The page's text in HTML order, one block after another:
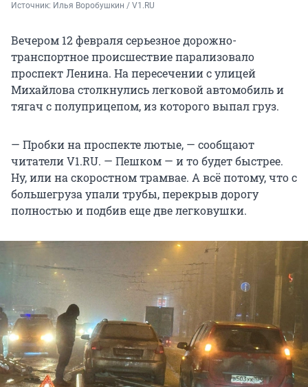
Источник: Илья Воробушкин / V1.RU
Вечером 12 февраля серьезное дорожно-
транспортное происшествие парализовало
проспект Ленина. На пересечении с улицей
Михайлова столкнулись легковой автомобиль и
тягач с полуприцепом, из которого выпал груз.
— Пробки на проспекте лютые, — сообщают
читатели V1.RU. — Пешком — и то будет быстрее.
Ну, или на скоростном трамвае. А всё потому, что с
большегруза упали трубы, перекрыв дорогу
полностью и подбив еще две легковушки.